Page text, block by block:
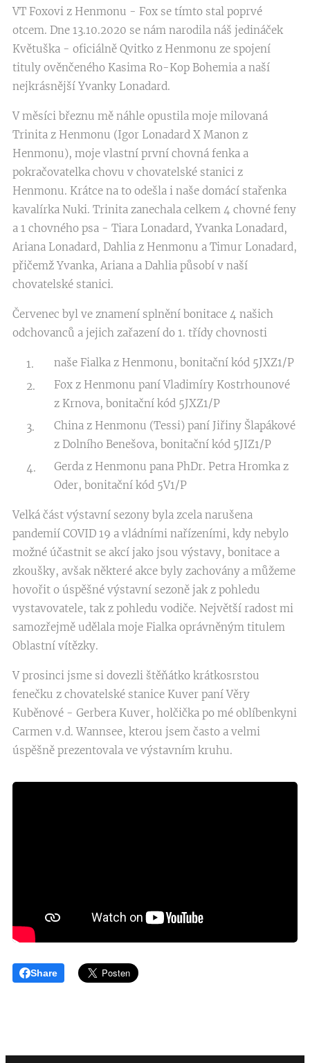
VT Foxovi z Henmonu - Fox se tímto stal poprvé
otcem. Dne 13.10.2020 se nám narodila náš jedináček
Květuška - oficiálně Qvitko z Henmonu ze spojení
tituly ověnčeného Kasima Ro-Kop Bohemia a naší
nejkrásnější Yvanky Lonadard.
V měsíci březnu mě náhle opustila moje milovaná
Trinita z Henmonu (Igor Lonadard X Manon z
Henmonu), moje vlastní první chovná fenka a
pokračovatelka chovu v chovatelské stanici z
Henmonu. Krátce na to odešla i naše domácí stařenka
kavalírka Nuki. Trinita zanechala celkem 4 chovné feny
a 1 chovného psa - Tiara Lonadard, Yvanka Lonadard,
Ariana Lonadard, Dahlia z Henmonu a Timur Lonadard,
přičemž Yvanka, Ariana a Dahlia působí v naší
chovatelské stanici.
Červenec byl ve znamení splnění bonitace 4 našich
odchovanců a jejich zařazení do 1. třídy chovnosti
naše Fialka z Henmonu, bonitační kód 5JXZ1/P
Fox z Henmonu paní Vladimíry Kostrhounové
z Krnova, bonitační kód 5JXZ1/P
China z Henmonu (Tessi) paní Jiřiny Šlapákové
z Dolního Benešova, bonitační kód 5JIZ1/P
Gerda z Henmonu pana PhDr. Petra Hromka z
Oder, bonitační kód 5V1/P
Velká část výstavní sezony byla zcela narušena
pandemií COVID 19 a vládními nařízeními, kdy nebylo
možné účastnit se akcí jako jsou výstavy, bonitace a
zkoušky, avšak některé akce byly zachovány a můžeme
hovořit o úspěšné výstavní sezoně jak z pohledu
vystavovatele, tak z pohledu vodiče. Největší radost mi
samozřejmě udělala moje Fialka oprávněným titulem
Oblastní vítězky.
V prosinci jsme si dovezli štěňátko krátkosrstou
fenečku z chovatelské stanice Kuver paní Věry
Kuběnové - Gerbera Kuver, holčička po mé oblíbenkyni
Carmen v.d. Wannsee, kterou jsem často a velmi
úspěšně prezentovala ve výstavním kruhu.
Share